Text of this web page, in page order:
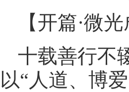
【开篇·微光
十载善行不
以“人道、博